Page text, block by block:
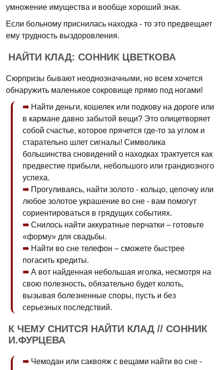
умножение имущества и вообще хороший знак.
Если больному приснилась находка - то это предвещает
ему трудность выздоровления.
НАЙТИ КЛАД: СОННИК ЦВЕТКОВА
Сюрпризы бывают неоднозначными, но всем хочется
обнаружить маленькое сокровище прямо под ногами!
Найти деньги, кошелек или подкову на дороге или
в кармане давно забытой вещи? Это олицетворяет
собой счастье, которое прячется где-то за углом и
старательно шлет сигналы! Символика
большинства сновидений о находках трактуется как
предвестие прибыли, небольшого или грандиозного
успеха.
Прогуливаясь, найти золото - кольцо, цепочку или
любое золотое украшение во сне - вам помогут
сориентироваться в грядущих событиях.
Снилось найти аккуратные перчатки – готовьте
«форму» для свадьбы.
Найти во сне телефон – сможете быстрее
погасить кредиты.
А вот найденная небольшая иголка, несмотря на
свою полезность, обязательно будет колоть,
вызывая болезненные споры, пусть и без
серьезных последствий.
К ЧЕМУ СНИТСЯ НАЙТИ КЛАД // СОННИК
И.ФУРЦЕВА
Чемодан или саквояж с вещами найти во сне -